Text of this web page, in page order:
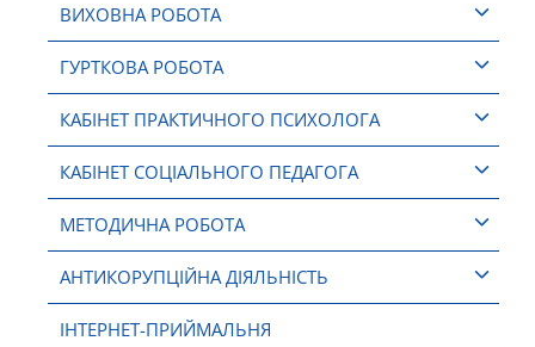
ВИХОВНА РОБОТА
ГУРТКОВА РОБОТА
КАБІНЕТ ПРАКТИЧНОГО ПСИХОЛОГА
КАБІНЕТ СОЦІАЛЬНОГО ПЕДАГОГА
МЕТОДИЧНА РОБОТА
АНТИКОРУПЦІЙНА ДІЯЛЬНІСТЬ
ІНТЕРНЕТ-ПРИЙМАЛЬНЯ